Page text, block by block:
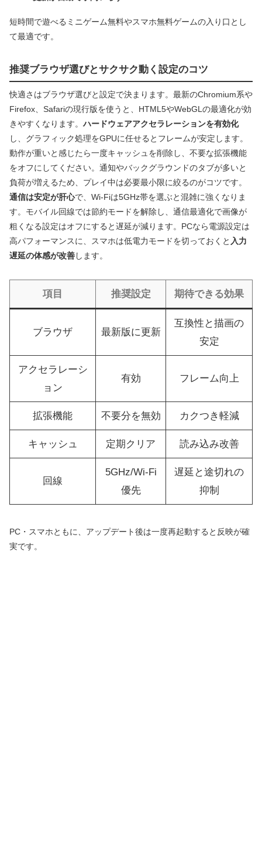
短時間で遊べるミニゲーム無料やスマホ無料ゲームの入り口とし
て最適です。
推奨ブラウザ選びとサクサク動く設定のコツ
快適さはブラウザ選びと設定で決まります。最新のChromium系や
Firefox、Safariの現行版を使うと、HTML5やWebGLの最適化が効
きやすくなります。ハードウェアアクセラレーションを有効化
し、グラフィック処理をGPUに任せるとフレームが安定します。
動作が重いと感じたら一度キャッシュを削除し、不要な拡張機能
をオフにしてください。通知やバックグラウンドのタブが多いと
負荷が増えるため、プレイ中は必要最小限に絞るのがコツです。
通信は安定が肝心で、Wi‑Fiは5GHz帯を選ぶと混雑に強くなりま
す。モバイル回線では節約モードを解除し、通信最適化で画像が
粗くなる設定はオフにすると遅延が減ります。PCなら電源設定は
高パフォーマンスに、スマホは低電力モードを切っておくと 入力
遅延の体感が改善します。
項目 推奨設定 期待できる効果
ブラウザ 最新版に更新
互換性と描画の
安定
アクセラレーシ
ョン
有効 フレーム向上
拡張機能 不要分を無効 カクつき軽減
キャッシュ 定期クリア 読み込み改善
回線
5GHz/Wi‑Fi
優先
遅延と途切れの
抑制
PC・スマホともに、アップデート後は一度再起動すると反映が確
実です。